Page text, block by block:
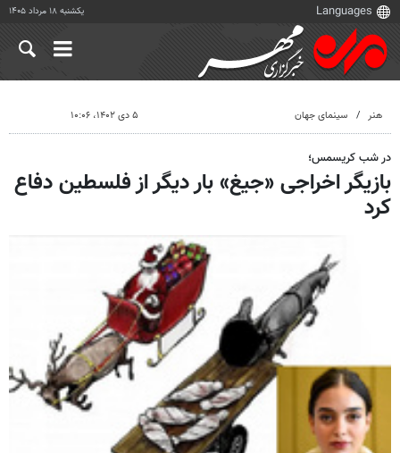
یکشنبه ۱۸ مرداد ۱۴۰۵
هنر سینمای جهان ۵ دی ۱۴۰۲، ۱۰:۰۶
در شب کریسمس؛
بازیگر اخراجی «جیغ» بار دیگر از فلسطین دفاع
کرد